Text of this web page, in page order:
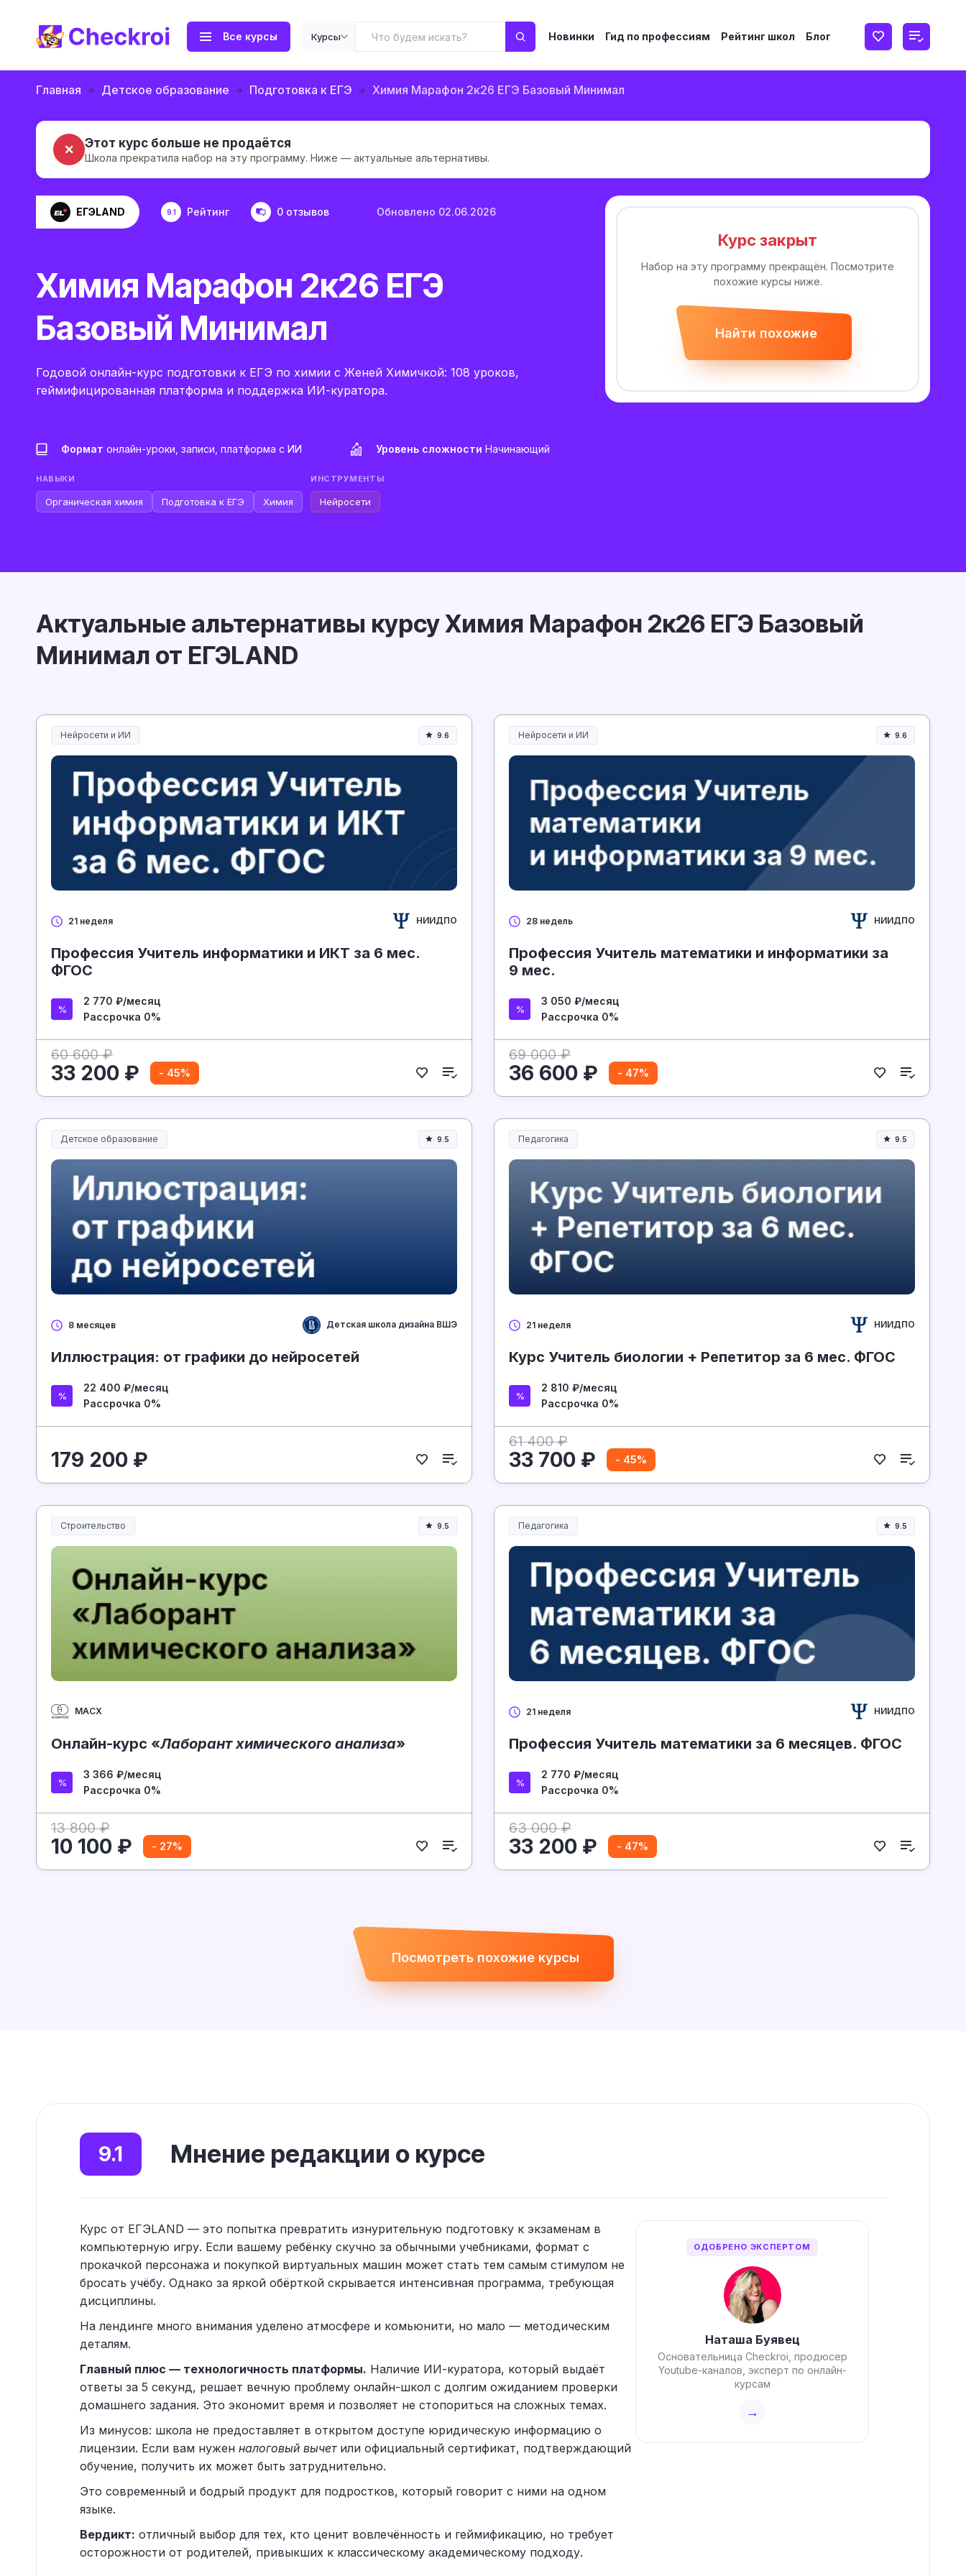
Все курсы Курсы Новинки Гид по профессиям Рейтинг школ Блог
Главная Детское образование Подготовка к ЕГЭ Химия Марафон 2к26 ЕГЭ Базовый Минимал
✗ Этот курс больше не продаётся
Школа прекратила набор на эту программу. Ниже — актуальные альтернативы.
ЕГЭLAND 9.1 Рейтинг 0 отзывов Обновлено 02.06.2026
Химия Марафон 2к26 ЕГЭ
Базовый Минимал
Годовой онлайн-курс подготовки к ЕГЭ по химии с Женей Химичкой: 108 уроков,
геймифицированная платформа и поддержка ИИ-куратора.
Формат онлайн-уроки, записи, платформа с ИИ Уровень сложности Начинающий
НАВЫКИ
Органическая химия Подготовка к ЕГЭ Химия
ИНСТРУМЕНТЫ
Нейросети
Курс закрыт
Набор на эту программу прекращён. Посмотрите
похожие курсы ниже.
Найти похожие
Актуальные альтернативы курсу Химия Марафон 2к26 ЕГЭ Базовый
Минимал от ЕГЭLAND
Нейросети и ИИ
Нейросети и искусственный интеллект
9.6
21 неделя НИИДПО
Профессия Учитель информатики и ИКТ за 6 мес.
ФГОС
2 770 ₽/месяц
Рассрочка 0%
60 600 ₽
33 200 ₽ - 45%
Нейросети и ИИ
Нейросети и искусственный интеллект
9.6
28 недель НИИДПО
Профессия Учитель математики и информатики за
9 мес.
3 050 ₽/месяц
Рассрочка 0%
69 000 ₽
36 600 ₽ - 47%
Детское образование 9.5
8 месяцев Детская школа дизайна ВШЭ
Иллюстрация: от графики до нейросетей
22 400 ₽/месяц
Рассрочка 0%
179 200 ₽
Педагогика
Образование и педагогика
9.5
21 неделя НИИДПО
Курс Учитель биологии + Репетитор за 6 мес. ФГОС
2 810 ₽/месяц
Рассрочка 0%
61 400 ₽
33 700 ₽ - 45%
Строительство
Строительство и инженерия
9.5
МАСХ
Онлайн-курс «Лаборант химического анализа»
3 366 ₽/месяц
Рассрочка 0%
13 800 ₽
10 100 ₽ - 27%
Педагогика
Образование и педагогика
9.5
21 неделя НИИДПО
Профессия Учитель математики за 6 месяцев. ФГОС
2 770 ₽/месяц
Рассрочка 0%
63 000 ₽
33 200 ₽ - 47%
Посмотреть похожие курсы
Мнение редакции о курсе
9.1
Курс от ЕГЭLAND — это попытка превратить изнурительную подготовку к экзаменам в
компьютерную игру. Если вашему ребёнку скучно за обычными учебниками, формат с
прокачкой персонажа и покупкой виртуальных машин может стать тем самым стимулом не
бросать учёбу. Однако за яркой обёрткой скрывается интенсивная программа, требующая
дисциплины.
На лендинге много внимания уделено атмосфере и комьюнити, но мало — методическим
деталям.
Главный плюс — технологичность платформы. Наличие ИИ-куратора, который выдаёт
ответы за 5 секунд, решает вечную проблему онлайн-школ с долгим ожиданием проверки
домашнего задания. Это экономит время и позволяет не стопориться на сложных темах.
Из минусов: школа не предоставляет в открытом доступе юридическую информацию о
лицензии. Если вам нужен налоговый вычетили официальный сертификат, подтверждающий
обучение, получить их может быть затруднительно.
Это современный и бодрый продукт для подростков, который говорит с ними на одном
языке.
Вердикт: отличный выбор для тех, кто ценит вовлечённость и геймификацию, но требует
осторожности от родителей, привыкших к классическому академическому подходу.
ОДОБРЕНО ЭКСПЕРТОМ
Наташа Буявец
Основательница Checkroi, продюсер
Youtube-каналов, эксперт по онлайн-
курсам
→